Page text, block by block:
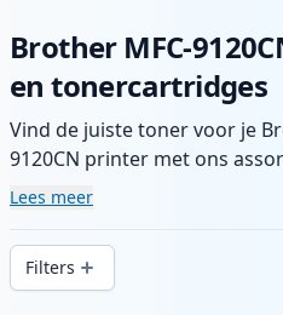
Brother MFC-
en tonercartridges
Vind de juiste toner voor je
9120CN printer met ons
compatibele en high-yield
snelle levering vanuit lokale
Lees meer
Filters